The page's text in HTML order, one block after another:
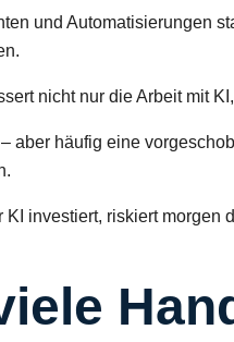
und Automatisierungen
nicht nur die Arbeit mit
aber häufig eine
KI investiert, riskiert morgen